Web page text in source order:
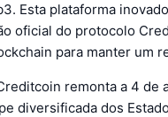
Esta plataforma
oficial do protocolo
para manter um
remonta a 4 de
diversificada dos